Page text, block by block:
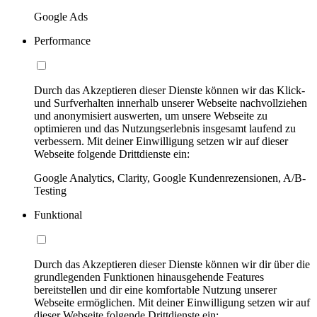
Google Ads
Performance
Durch das Akzeptieren dieser Dienste können wir das Klick-
und Surfverhalten innerhalb unserer Webseite nachvollziehen
und anonymisiert auswerten, um unsere Webseite zu
optimieren und das Nutzungserlebnis insgesamt laufend zu
verbessern. Mit deiner Einwilligung setzen wir auf dieser
Webseite folgende Drittdienste ein:
Google Analytics, Clarity, Google Kundenrezensionen, A/B-
Testing
Funktional
Durch das Akzeptieren dieser Dienste können wir dir über die
grundlegenden Funktionen hinausgehende Features
bereitstellen und dir eine komfortable Nutzung unserer
Webseite ermöglichen. Mit deiner Einwilligung setzen wir auf